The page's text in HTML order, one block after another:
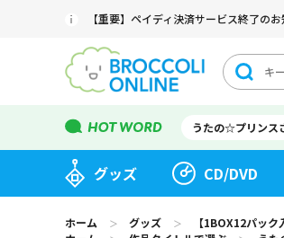
【重要】ペイディ決済サービス終了の
うたの☆プリンス
グッズ CD/DVD
ホーム ＞ グッズ ＞
【1BOX12パッ